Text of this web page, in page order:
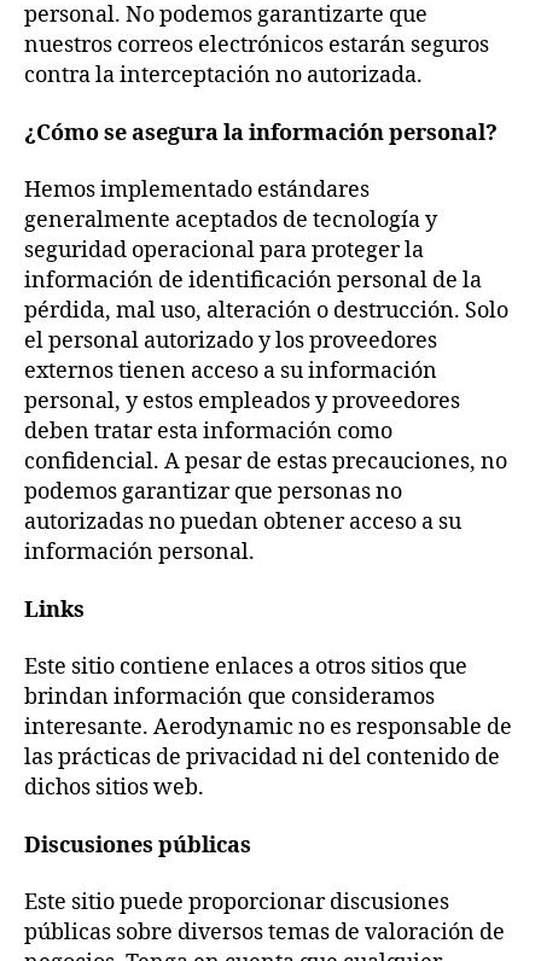
personal. No podemos garantizarte que
nuestros correos electrónicos estarán seguros
contra la interceptación no autorizada.
¿Cómo se asegura la información personal?
Hemos implementado estándares
generalmente aceptados de tecnología y
seguridad operacional para proteger la
información de identificación personal de la
pérdida, mal uso, alteración o destrucción. Solo
el personal autorizado y los proveedores
externos tienen acceso a su información
personal, y estos empleados y proveedores
deben tratar esta información como
confidencial. A pesar de estas precauciones, no
podemos garantizar que personas no
autorizadas no puedan obtener acceso a su
información personal.
Links
Este sitio contiene enlaces a otros sitios que
brindan información que consideramos
interesante. Aerodynamic no es responsable de
las prácticas de privacidad ni del contenido de
dichos sitios web.
Discusiones públicas
Este sitio puede proporcionar discusiones
públicas sobre diversos temas de valoración de